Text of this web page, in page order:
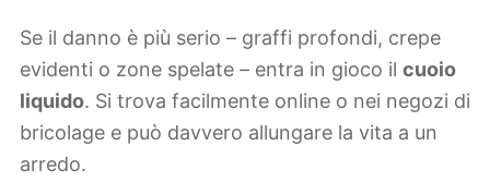
Se il danno è più serio – graffi profondi, crepe
evidenti o zone spelate – entra in gioco il cuoio
liquido. Si trova facilmente online o nei negozi di
bricolage e può davvero allungare la vita a un
arredo.